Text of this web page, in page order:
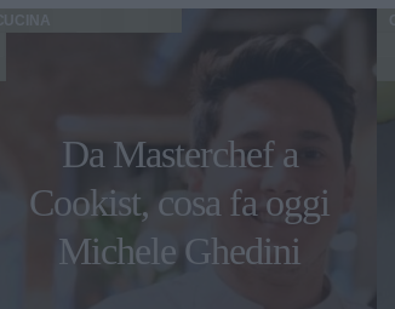
CUCINA
Da Masterchef a
Cookist, cosa fa oggi
Michele Ghedini